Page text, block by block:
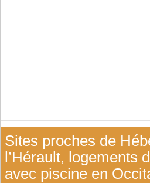
Sites proches de
l’Hérault, logements
avec piscine en